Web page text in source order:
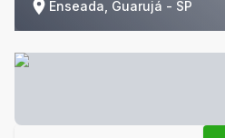
Enseada, Guarujá - SP